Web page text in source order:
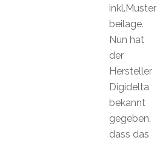
inkl.Muster
beilage.
Nun hat
der
Hersteller
Digidelta
bekannt
gegeben,
dass das